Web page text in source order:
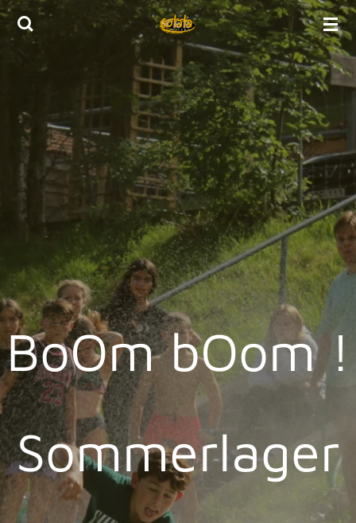
Zum
Hauptinhalt
BoOm bOom !
Sommerlager